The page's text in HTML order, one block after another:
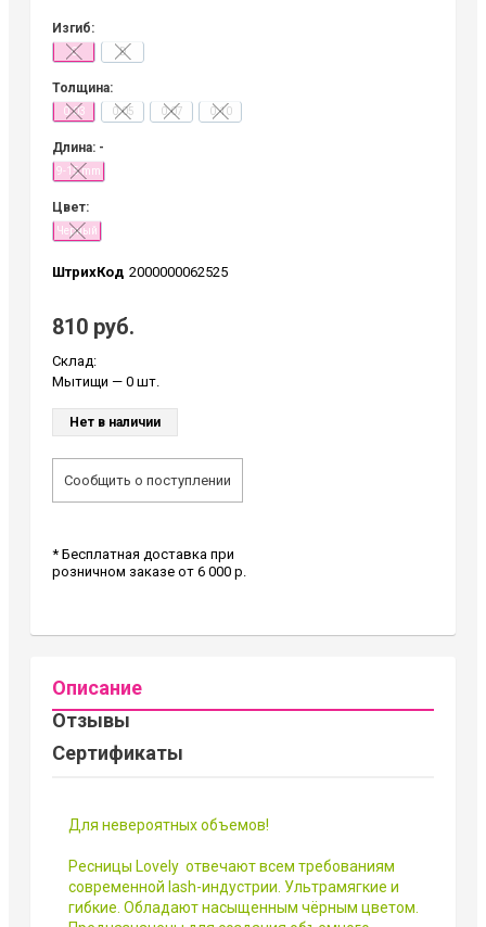
Изгиб:
C D
Толщина:
0.03 0.05 0.07 0.10
Длина: -
9-15 mm
Цвет:
Черный
ШтрихКод 2000000062525
810 руб.
Склад:
Мытищи — 0 шт.
Нет в наличии
Сообщить о поступлении
* Бесплатная доставка при
розничном заказе от 6 000 р.
Описание
Отзывы
Сертификаты
Для невероятных объемов!
Ресницы Lovely отвечают всем требованиям
современной lash-индустрии. Ультрамягкие и
гибкие. Обладают насыщенным чёрным цветом.